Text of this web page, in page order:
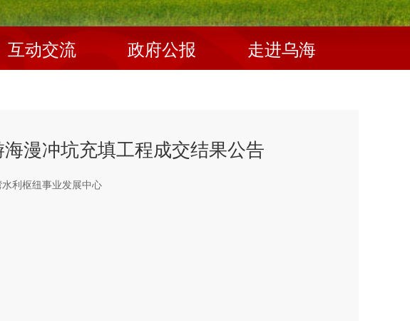
互动交流 政府公报 走进乌海
漫冲坑充填工程成交结果公告
利枢纽事业发展中心